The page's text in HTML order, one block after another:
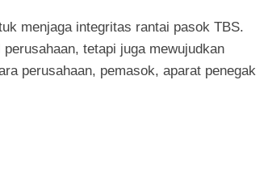
menjaga integritas rantai pasok TBS.
tetapi juga mewujudkan
perusahaan, pemasok, aparat penegak